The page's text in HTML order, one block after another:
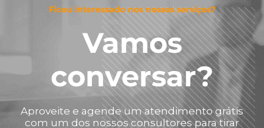
Ficou interessado nos nossos serviços?
Vamos
conversar?
Aproveite e agende um atendimento grátis
com um dos nossos consultores para tirar